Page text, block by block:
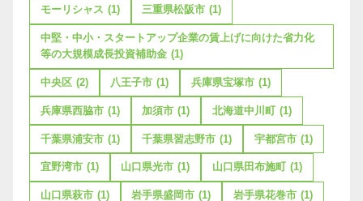
モーリシャス (1) 三重県松阪市 (1)
中堅・中小・スタートアップ企業の賃上げに向けた省力化
等の大規模成長投資補助金 (1)
中央区 (2) 八王子市 (1) 兵庫県宝塚市 (1)
兵庫県西脇市 (1) 加須市 (1) 北海道中川町 (1)
千葉県浦安市 (1) 千葉県習志野市 (1) 宇都宮市 (1)
宜野湾市 (1) 山口県光市 (1) 山口県田布施町 (1)
山口県萩市 (1) 岩手県盛岡市 (1) 岩手県花巻市 (1)